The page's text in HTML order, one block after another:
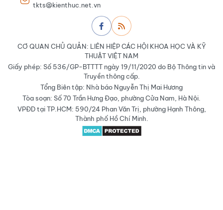
tkts@kienthuc.net.vn
CƠ QUAN CHỦ QUẢN: LIÊN HIỆP CÁC HỘI KHOA HỌC VÀ KỸ
THUẬT VIỆT NAM
Giấy phép: Số 536/GP-BTTTT ngày 19/11/2020 do Bộ Thông tin và
Truyền thông cấp.
Tổng Biên tập: Nhà báo Nguyễn Thị Mai Hương
Tòa soạn: Số 70 Trần Hưng Đạo, phường Cửa Nam, Hà Nội.
VPĐD tại TP.HCM: 590/24 Phan Văn Trị, phường Hạnh Thông,
Thành phố Hồ Chí Minh.